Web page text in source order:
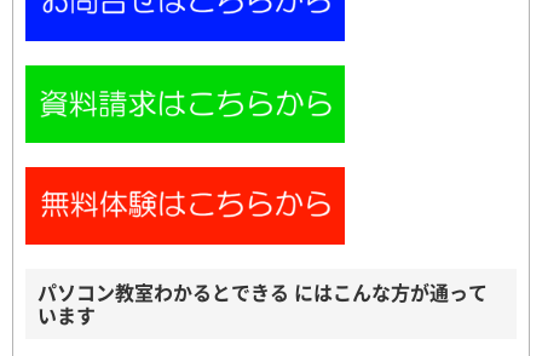
パソコン教室わかるとできる にはこんな方が通って
います